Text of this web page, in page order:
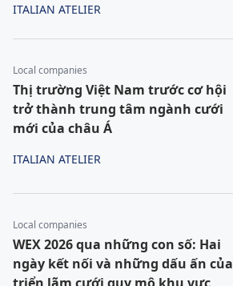
ITALIAN ATELIER
Local companies
Thị trường Việt Nam trước cơ hội
trở thành trung tâm ngành cưới
mới của châu Á
ITALIAN ATELIER
Local companies
WEX 2026 qua những con số: Hai
ngày kết nối và những dấu ấn của